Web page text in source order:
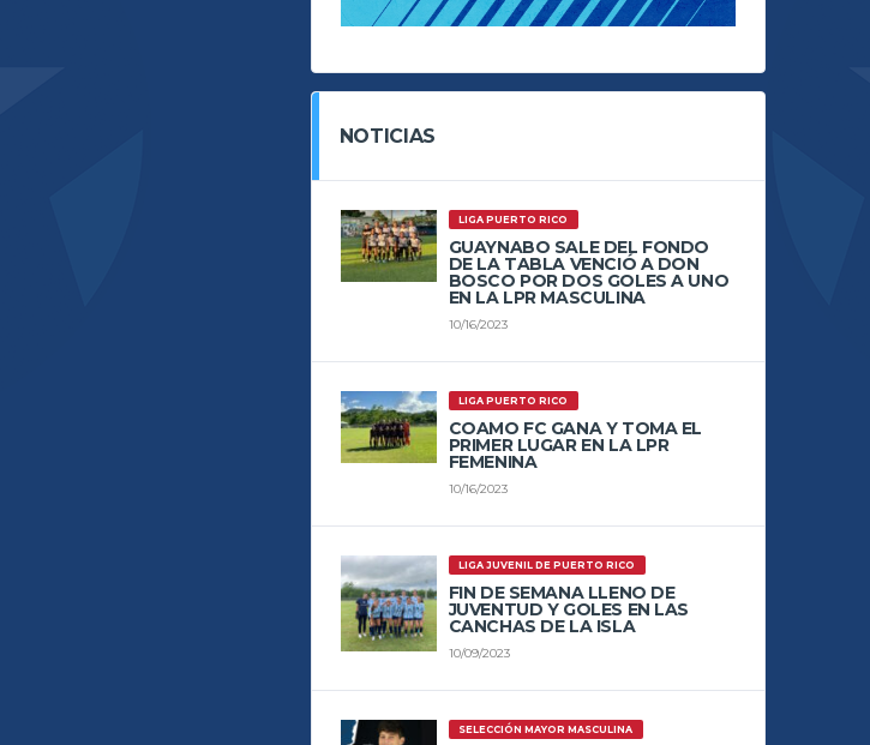
NOTICIAS
LIGA PUERTO RICO
GUAYNABO SALE DEL FONDO
DE LA TABLA VENCIÓ A DON
BOSCO POR DOS GOLES A UNO
EN LA LPR MASCULINA
10/16/2023
LIGA PUERTO RICO
COAMO FC GANA Y TOMA EL
PRIMER LUGAR EN LA LPR
FEMENINA
10/16/2023
LIGA JUVENIL DE PUERTO RICO
FIN DE SEMANA LLENO DE
JUVENTUD Y GOLES EN LAS
CANCHAS DE LA ISLA
10/09/2023
SELECCIÓN MAYOR MASCULINA